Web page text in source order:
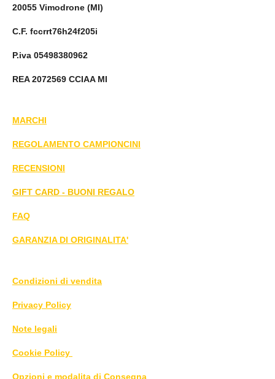
20055 Vimodrone (MI)
C.F. fccrrt76h24f205i
P.iva 05498380962
REA 2072569 CCIAA MI
MARCHI
REGOLAMENTO CAMPIONCINI
RECENSIONI
GIFT CARD - BUONI REGALO
FAQ
GARANZIA DI ORIGINALITA'
Condizioni di vendita
Privacy Policy
Note legali
Cookie Policy
Opzioni e modalita di Consegna